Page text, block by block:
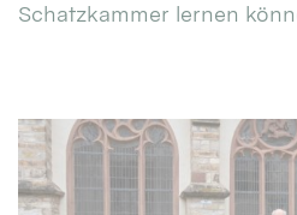
Schatzkammer lernen